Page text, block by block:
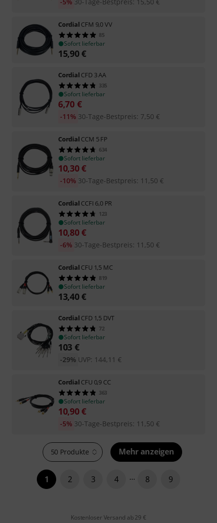
Cordial CFM 9,0 VV
85
Sofort lieferbar
15,90€
Cordial CFD 3 AA
335
Sofort lieferbar
6,70 €
30-Tage-Bestpreis: 7,50 €
-11%
Cordial CCM 5 FP
634
Sofort lieferbar
10,30€
30-Tage-Bestpreis: 11,50 €
-10%
Cordial CCFI 6,0 PR
123
Sofort lieferbar
10,80€
30-Tage-Bestpreis: 11,50 €
-6%
Cordial CFU 1,5 MC
819
Sofort lieferbar
13,40€
Cordial CFD 1,5 DVT
72
Sofort lieferbar
103 €
UVP: 144,11 €
-29%
Cordial CFU 0,9 CC
363
Sofort lieferbar
10,90€
30-Tage-Bestpreis: 11,50 €
-5%
50 Produkte Mehr anzeigen
1 2 3 4 8 9
Kostenloser Versand ab 29 €